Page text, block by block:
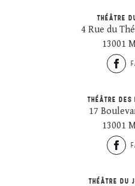
THÉÂTRE
4 Rue du
13001
THÉÂTRE DES
17
13001
THÉÂTRE DU